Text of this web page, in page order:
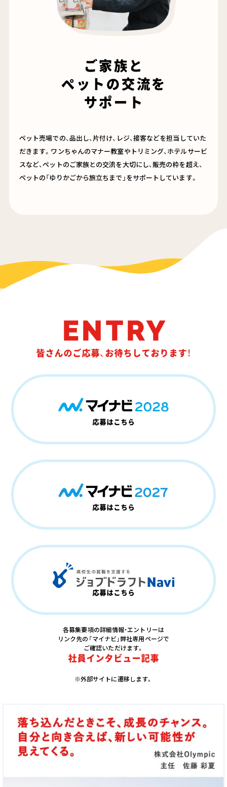
ご家族と
ペットの交流を
サポート
ペット売場での、品出し、片付け、レジ、接客などを担当していた
だきます。ワンちゃんのマナー教室やトリミング、ホテルサービ
スなど、ペットのご家族との交流を大切にし、販売の枠を超え、
ペットの「ゆりかごから旅立ちまで」をサポートしています。
ENTRY
皆さんのご応募、お待ちしております！
応募はこちら
応募はこちら
応募はこちら
各募集要項の詳細情報・エントリーは
リンク先の「マイナビ」弊社専用ページで
ご確認いただけます。
社員インタビュー記事
※外部サイトに遷移します。